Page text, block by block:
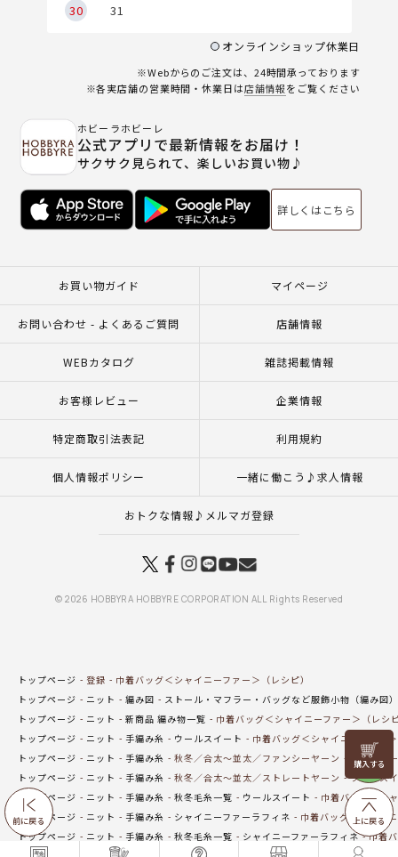
前に戻る
リリヤン
フェア
上に戻る
30
31
オンラインショップ休業日
※Webからのご注文は、24時間承っております
※各実店舗の営業時間・休業日は店舗情報をご覧ください
ホビーラホビーレ
公式アプリで最新情報をお届け！
サクサク見られて、楽しいお買い物♪
詳しくはこちら
お買い物ガイド マイページ
お問い合わせ - よくあるご質問 店舗情報
WEBカタログ 雑誌掲載情報
お客様レビュー 企業情報
特定商取引法表記 利用規約
個人情報ポリシー 一緒に働こう♪求人情報
おトクな情報♪メルマガ登録
© 2026 HOBBYRA HOBBYRE CORPORATION ALL Rights Reserved
トップページ 登録
巾着バッグ＜シャイニーファー＞（レシピ）
トップページ
ニット 編み図
ストール・マフラー・バッグなど服飾小物（編み図）
トップページ
ニット 新商品 編み物一覧
巾着バッグ＜シャイニーファー＞（レシ
トップページ
ニット 手編み糸 ウールスイート
巾着バッグ＜シャイニーファー
トップページ
ニット 手編み糸 秋冬／合太～並太／ファンシーヤーン
シャイニ
トップページ
ニット 手編み糸 秋冬／合太～並太／ストレートヤーン
ウールス
トップページ
ニット 手編み糸 秋冬毛糸一覧 ウールスイート
巾着バッグ＜シ
トップページ
ニット 手編み糸 シャイニーファーラフィネ
巾着バッグ＜シャイ
トップページ
ニット 手編み糸 秋冬毛糸一覧 シャイニーファーラフィネ 巾着